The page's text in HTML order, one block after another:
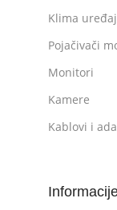
Klima
Pojačivači
Monitori
Kamere
Kablovi i